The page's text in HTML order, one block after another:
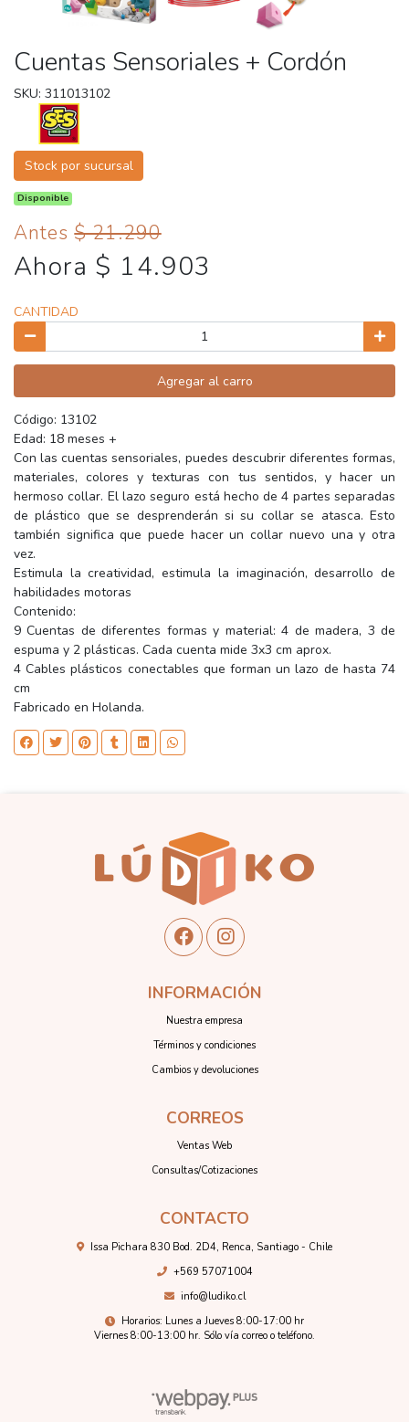
Cuentas Sensoriales + Cordón
SKU: 311013102
Stock por sucursal
Disponible
Antes$ 21.290
Ahora $ 14.903
CANTIDAD
Agregar al carro
Código: 13102
Edad: 18 meses +
Con las cuentas sensoriales, puedes descubrir diferentes formas,
materiales, colores y texturas con tus sentidos, y hacer un
hermoso collar. El lazo seguro está hecho de 4 partes separadas
de plástico que se desprenderán si su collar se atasca. Esto
también significa que puede hacer un collar nuevo una y otra
vez.
Estimula la creatividad, estimula la imaginación, desarrollo de
habilidades motoras
Contenido:
9 Cuentas de diferentes formas y material: 4 de madera, 3 de
espuma y 2 plásticas. Cada cuenta mide 3x3 cm aprox.
4 Cables plásticos conectables que forman un lazo de hasta 74
cm
Fabricado en Holanda.
INFORMACIÓN
Nuestra empresa
Términos y condiciones
Cambios y devoluciones
CORREOS
Ventas Web
Consultas/Cotizaciones
CONTACTO
Issa Pichara 830 Bod. 2D4, Renca, Santiago - Chile
+569 57071004
info@ludiko.cl
Horarios: Lunes a Jueves 8:00-17:00 hr
Viernes 8:00-13:00 hr. Sólo vía correo o teléfono.